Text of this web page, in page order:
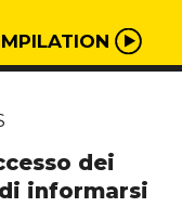
dei
informarsi